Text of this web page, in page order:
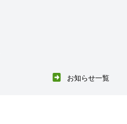
お知らせ一覧